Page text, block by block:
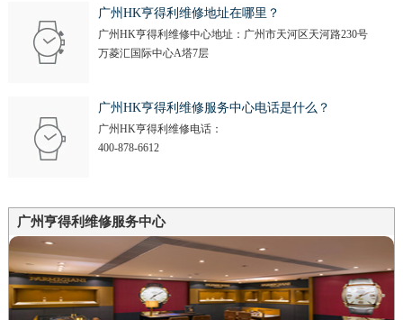
广州HK亨得利维修地址在哪里？
广州HK亨得利维修中心地址：广州市天河区天河路230号
万菱汇国际中心A塔7层
广州HK亨得利维修服务中心电话是什么？
广州HK亨得利维修电话：
400-878-6612
广州亨得利维修服务中心